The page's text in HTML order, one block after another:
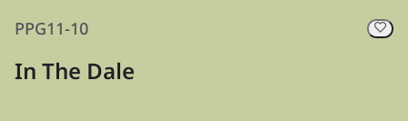
PPG11-10
In The Dale